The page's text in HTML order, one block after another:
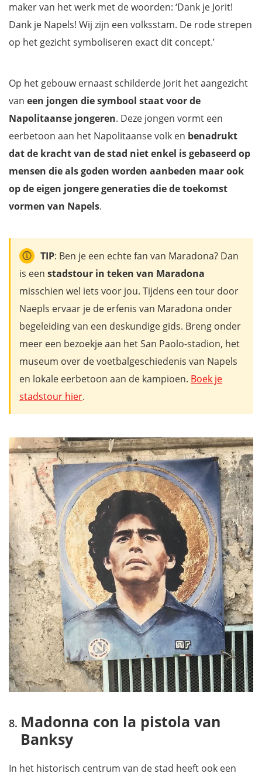
maker van het werk met de woorden: ‘Dank je Jorit!
Dank je Napels! Wij zijn een volksstam. De rode strepen
op het gezicht symboliseren exact dit concept.’
Op het gebouw ernaast schilderde Jorit het aangezicht
van een jongen die symbool staat voor de
Napolitaanse jongeren. Deze jongen vormt een
eerbetoon aan het Napolitaanse volk en benadrukt
dat de kracht van de stad niet enkel is gebaseerd op
mensen die als goden worden aanbeden maar ook
op de eigen jongere generaties die de toekomst
vormen van Napels.
TIP: Ben je een echte fan van Maradona? Dan
is een stadstour in teken van Maradona
misschien wel iets voor jou. Tijdens een tour door
Naepls ervaar je de erfenis van Maradona onder
begeleiding van een deskundige gids. Breng onder
meer een bezoekje aan hetSan Paolo-stadion, het
museum over de voetbalgeschiedenis van Napels
en lokale eerbetoon aan de kampioen. Boek je
stadstour hier.
Madonna con la pistola van
Banksy
In het historisch centrum van de stad heeft ook een